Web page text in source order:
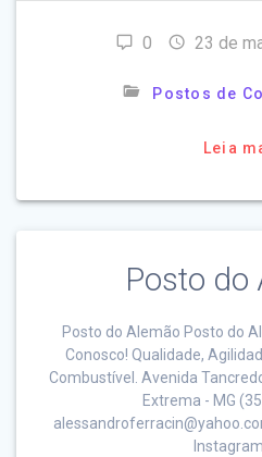
0 23 de
Postos de
Leia
Posto do
Posto do Alemão Posto do
Conosco! Qualidade,
Combustível. Avenida
Extrema - MG